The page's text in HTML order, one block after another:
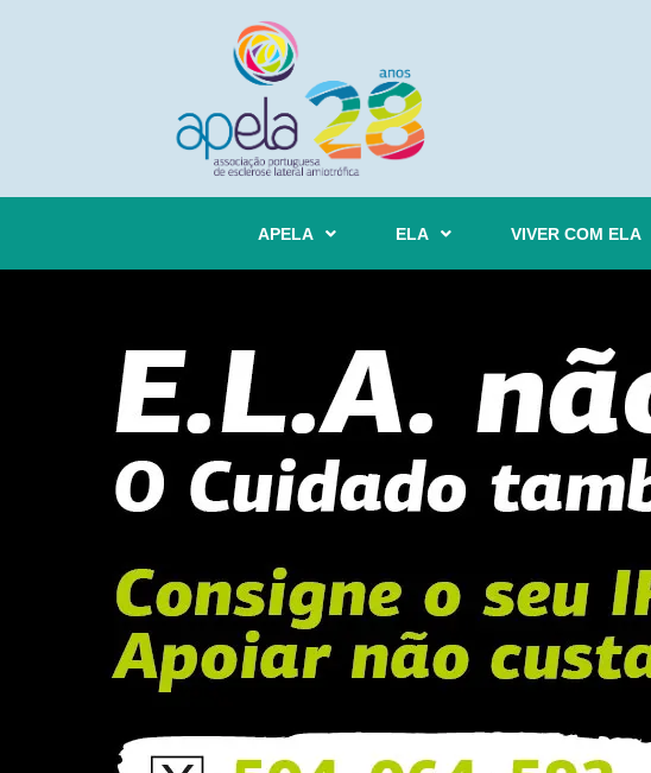
APELA ELA VIVER COM ELA